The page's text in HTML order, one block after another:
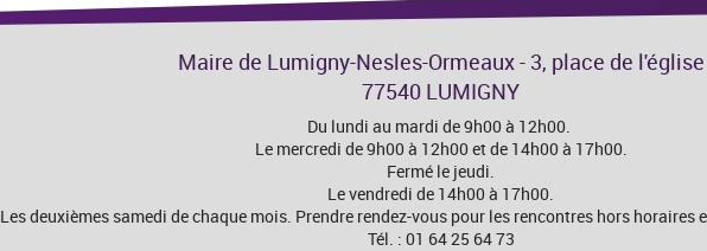
Maire de Lumigny-Nesles-Ormeaux - 3, place de l'église
77540 LUMIGNY
Du lundi au mardi de 9h00 à 12h00.
Le mercredi de 9h00 à 12h00 et de 14h00 à 17h00.
Fermé le jeudi.
Le vendredi de 14h00 à 17h00.
Les deuxièmes samedi de chaque mois. Prendre rendez-vous pour les rencontres hors horaires
Tél. : 01 64 25 64 73